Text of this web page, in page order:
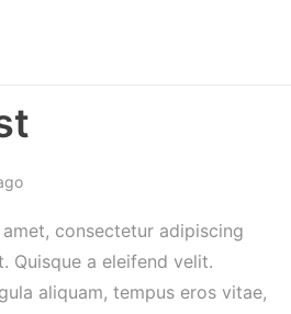
consectetur adipiscing
Quisque a eleifend velit.
aliquam, tempus eros vitae,